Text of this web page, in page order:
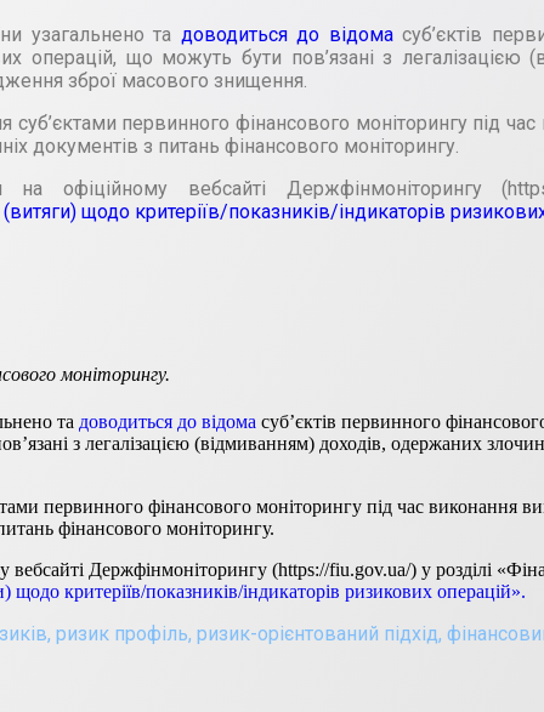
узагальнено та доводиться до відомасуб’єктів
операцій, що можуть бути пов’язані з
зброї масового знищення.
суб’єктами первинного фінансового моніторингу під
документів з питань фінансового моніторингу.
офіційному вебсайті Держфінмоніторингу
щодо критеріїв/показників/індикаторів
моніторингу.
та доводиться до відома суб’єктів первинного
з легалізацією (відмиванням) доходів, одержаних
первинного фінансового моніторингу під час виконання
фінансового моніторингу.
Держфінмоніторингу (https://fiu.gov.ua/) у розділі
критеріїв/показників/індикаторів ризикових операцій».
, ризик профіль, ризик-орієнтований підхід,